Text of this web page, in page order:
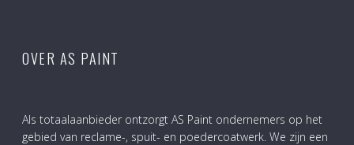
OVER AS PAINT
Als totaalaanbieder ontzorgt AS Paint ondernemers op het
gebied van reclame-, spuit- en poedercoatwerk. We zijn een